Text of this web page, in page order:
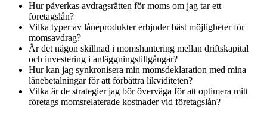
Hur påverkas avdragsrätten för moms om jag tar ett
företagslån?
Vilka typer av låneprodukter erbjuder bäst möjligheter för
momsavdrag?
Är det någon skillnad i momshantering mellan driftskapital
och investering i anläggningstillgångar?
Hur kan jag synkronisera min momsdeklaration med mina
lånebetalningar för att förbättra likviditeten?
Vilka är de strategier jag bör överväga för att optimera mitt
företags momsrelaterade kostnader vid företagslån?